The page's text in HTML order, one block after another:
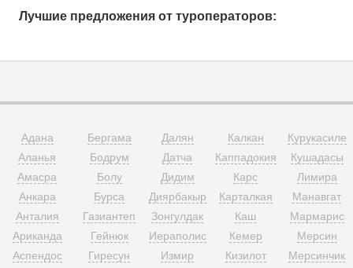
Лучшие предложения от туроператоров:
Адана
Аланья
Амасра
Анкара
Анталия
Ариканда
Аспендос
Бергама
Бодрум
Болу
Бурса
Газиантеп
Гейнюк
Гиресун
Далян
Датча
Дидим
Диярбакыр
Зонгулдак
Иераполис
Измир
Калкан
Каппадокия
Карс
Карталкая
Каш
Кемер
Кизилот
Курукасиле
Кушадасы
Лимира
Манавгат
Мармарис
Мерсин
Мерсинчик